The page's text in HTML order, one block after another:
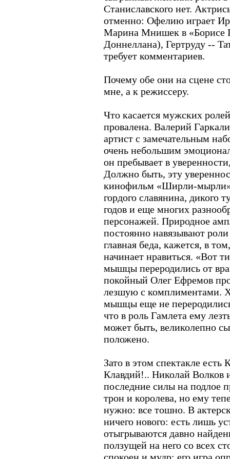
Станиславского нет.
отменно: Офелию играет
Марина Мнишек в «Борисе
Доннеллана), Гертруду --
требует комментариев.
Почему обе они на сцене
мне, а к режиссеру.
Что касается мужских
провалена. Валерий
артист с замечательным
очень небольшим
он пребывает в
Должно быть, эту
кинофильм «Ширли-
гордого славянина, дикого
годов и еще многих
персонажей. Природное
постоянно навязывают
главная беда, кажется, в
начинает нравиться. «Вот
мышцы переродились от
покойный Олег Ефремов
лезшую с комплиментами.
мышцы еще не
что в роль Гамлета ему
может быть, великолепно
положено.
Зато в этом спектакле
Клавдий!.. Николай Волков
последние силы на подлое
трон и королева, но ему
нужно: все тошно. В
ничего нового: есть лишь
отыгрываются давно
ползущей на него со всех